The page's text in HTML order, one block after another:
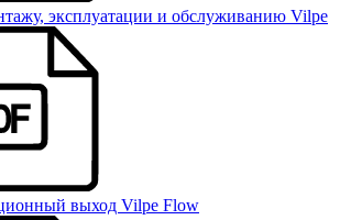
эксплуатации и обслуживанию Vilpe
выход Vilpe Flow